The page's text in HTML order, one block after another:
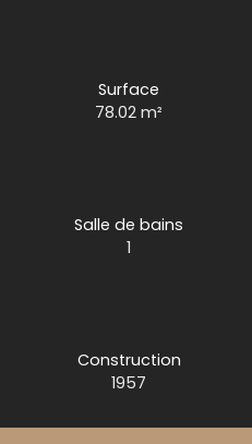
Surface
78.02m²
Salle de bains
1
Construction
1957